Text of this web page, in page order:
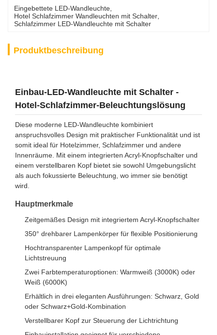
Eingebettete LED-Wandleuchte
Hotel Schlafzimmer Wandleuchten mit Schalter
Schlafzimmer LED-Wandleuchte mit Schalter
Produktbeschreibung
Einbau-LED-Wandleuchte mit Schalter -
Hotel-Schlafzimmer-Beleuchtungslösung
Diese moderne LED-Wandleuchte kombiniert
anspruchsvolles Design mit praktischer Funktionalität und ist
somit ideal für Hotelzimmer, Schlafzimmer und andere
Innenräume. Mit einem integrierten Acryl-Knopfschalter und
einem verstellbaren Kopf bietet sie sowohl Umgebungslicht
als auch fokussierte Beleuchtung, wo immer sie benötigt
wird.
Hauptmerkmale
Zeitgemäßes Design mit integriertem Acryl-Knopfschalter
350° drehbarer Lampenkörper für flexible Positionierung
Hochtransparenter Lampenkopf für optimale
Lichtstreuung
Zwei Farbtemperaturoptionen: Warmweiß (3000K) oder
Weiß (6000K)
Erhältlich in drei eleganten Ausführungen: Schwarz, Gold
oder Schwarz+Gold-Kombination
Verstellbarer Kopf zur Steuerung der Lichtrichtung